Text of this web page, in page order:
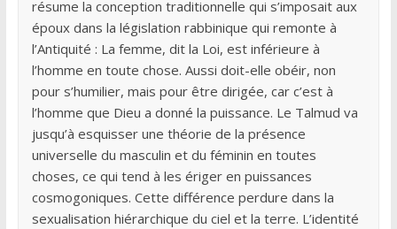
résume la conception traditionnelle qui s’imposait aux
époux dans la législation rabbinique qui remonte à
l’Antiquité : La femme, dit la Loi, est inférieure à
l’homme en toute chose. Aussi doit-elle obéir, non
pour s’humilier, mais pour être dirigée, car c’est à
l’homme que Dieu a donné la puissance. Le Talmud va
jusqu’à esquisser une théorie de la présence
universelle du masculin et du féminin en toutes
choses, ce qui tend à les ériger en puissances
cosmogoniques. Cette différence perdure dans la
sexualisation hiérarchique du ciel et la terre. L’identité